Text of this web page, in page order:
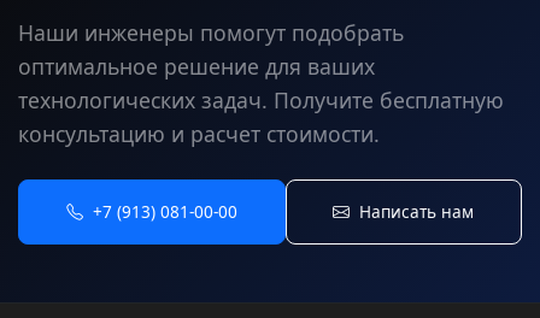
Наши инженеры помогут подобрать
оптимальное решение для ваших
технологических задач. Получите бесплатную
консультацию и расчет стоимости.
+7 (913) 081-00-00 Написать нам